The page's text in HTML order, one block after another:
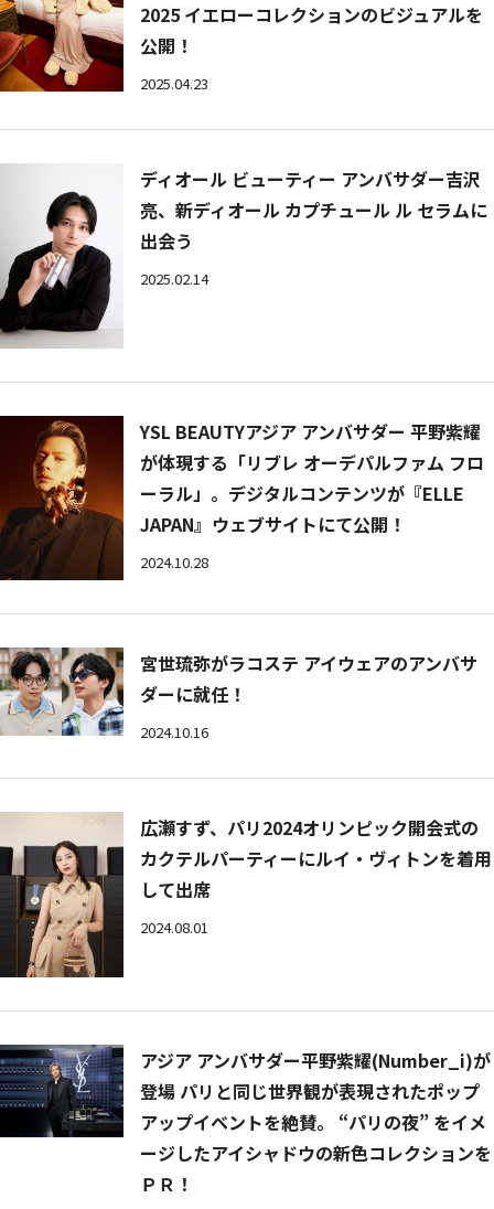
2025 イエローコレクションのビジュアルを
公開！
2025.04.23
ディオール ビューティー アンバサダー吉沢
亮、新ディオール カプチュール ル セラムに
出会う
2025.02.14
YSL BEAUTYアジア アンバサダー 平野紫耀
が体現する「リブレ オーデパルファム フロ
ーラル」。デジタルコンテンツが『ELLE
JAPAN』ウェブサイトにて公開！
2024.10.28
宮世琉弥がラコステ アイウェアのアンバサ
ダーに就任！
2024.10.16
広瀬すず、パリ2024オリンピック開会式の
カクテルパーティーにルイ・ヴィトンを着用
して出席
2024.08.01
アジア アンバサダー平野紫耀(Number_i)が
登場 パリと同じ世界観が表現されたポップ
アップイベントを絶賛。 “パリの夜” をイメ
ージしたアイシャドウの新色コレクションを
ＰＲ！